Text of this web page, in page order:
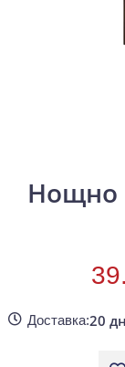
Нощно
Доставка:20